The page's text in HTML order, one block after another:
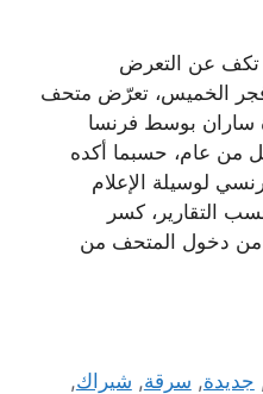
تكف عن التعرض
وفجر الخميس، تعرّض متحف
ساران بوسط فرنسا
من عام، حسبما أكده
لوسيلة الإعلام
التقارير، كسر
من دخول المتحف من
جديدة, سرقة, شيراك,